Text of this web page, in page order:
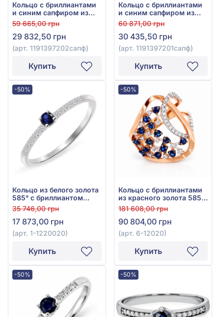
Кольцо с бриллиантами
и синим сапфиром из
белого золота 585°,
бриллиант 0,1ct, синий
сапфир 0,22ct, арт.
1191397202сапф
59 665,00 грн
29 832,50 грн
(арт. 1191397202сапф)
Купить
Кольцо с бриллиантами
и синим сапфиром из
красного золота 585°,
арт. 1191397201сапф
60 871,00 грн
30 435,50 грн
(арт. 1191397201сапф)
Купить
-50%
Кольцо из белого золота
585° с бриллиантом
0,07ct и синим сапфиром
0,08ct, арт. 1-1220020
35 746,00 грн
17 873,00 грн
(арт. 1-1220020)
Купить
-50%
Кольцо с бриллиантами
из красного золота 585°,
бриллиант 0,34ct, синий
сапфир 0,63ct, арт. 6-
12020
181 608,00 грн
90 804,00 грн
(арт. 6-12020)
Купить
-50% -50%